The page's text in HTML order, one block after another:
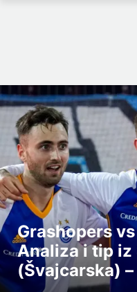
Grashopers
Analiza i tip iz
(Švajcarska)